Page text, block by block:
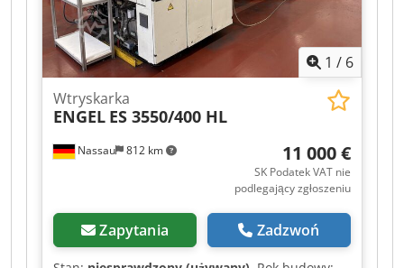
1 / 6
Nassau 812 km
Wtryskarka
ENGEL ES 3550/400 HL
11 000 €
SK Podatek VAT nie
podlegający zgłoszeniu
Zapytania Zadzwoń